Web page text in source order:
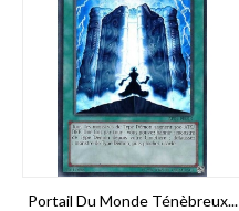
Portail Du Monde Ténèbreux...